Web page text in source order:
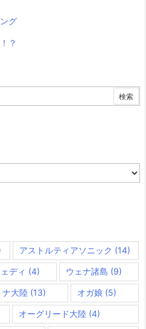
グ
？
アストルティアソニック (14)
ディ (4) ウェナ諸島 (9)
ナ大陸 (13) オガ娘 (5)
オーグリード大陸 (4)